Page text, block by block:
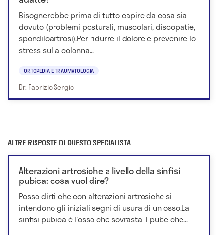
Bisognerebbe prima di tutto capire da cosa sia
dovuto (problemi posturali, muscolari, discopatie,
spondiloartrosi).Per ridurre il dolore e prevenire lo
stress sulla colonna...
ORTOPEDIA E TRAUMATOLOGIA
Dr. Fabrizio Sergio
ALTRE RISPOSTE DI QUESTO SPECIALISTA
Alterazioni artrosiche a livello della sinfisi
pubica: cosa vuol dire?
Posso dirti che con alterazioni artrosiche si
intendono gli iniziali segni di usura di un osso.La
sinfisi pubica è l'osso che sovrasta il pube che...